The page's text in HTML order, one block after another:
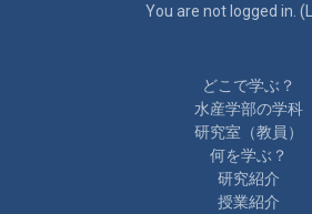
You are not logged in. (
どこで学ぶ？
水産学部の学科
研究室（教員）
何を学ぶ？
研究紹介
授業紹介